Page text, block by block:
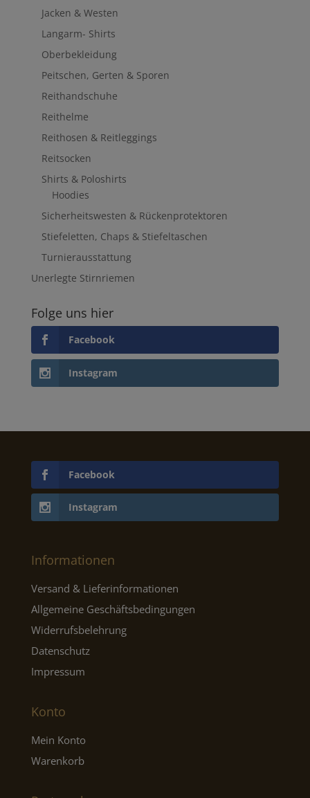
Jacken & Westen
Langarm- Shirts
Oberbekleidung
Peitschen, Gerten & Sporen
Reithandschuhe
Reithelme
Reithosen & Reitleggings
Reitsocken
Shirts & Poloshirts
Hoodies
Sicherheitswesten & Rückenprotektoren
Stiefeletten, Chaps & Stiefeltaschen
Turnierausstattung
Unerlegte Stirnriemen
Folge uns hier
Facebook
Instagram
Facebook
Instagram
Informationen
Versand & Lieferinformationen
Allgemeine Geschäftsbedingungen
Widerrufsbelehrung
Datenschutz
Impressum
Konto
Mein Konto
Warenkorb